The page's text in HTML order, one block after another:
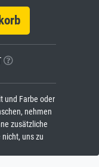
und Farbe oder
nehmen
zusätzliche
uns zu